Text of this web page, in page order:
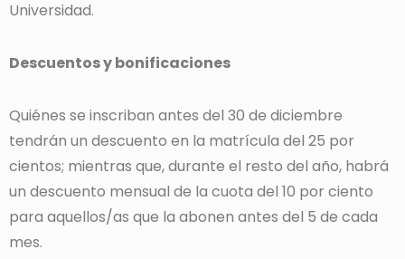
Universidad.
Descuentos y bonificaciones
Quiénes se inscriban antes del 30 de diciembre
tendrán un descuento en la matrícula del 25 por
cientos; mientras que, durante el resto del año, habrá
un descuento mensual de la cuota del 10 por ciento
para aquellos/as que la abonen antes del 5 de cada
mes.